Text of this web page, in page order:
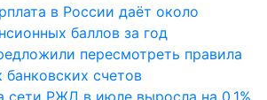
в России даёт около
баллов за год
пересмотреть правила
банковских счетов
сети РЖД в июле выросла на 0,1%